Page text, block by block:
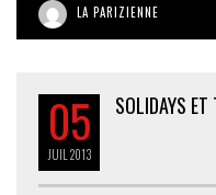
LA PARIZIENNE
05
JUIL 2013
SOLIDAYS